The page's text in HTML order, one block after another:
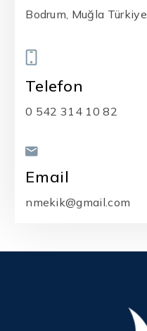
Bodrum, Muğla Türkiye
Telefon
0 542 314 10 82
Email
nmekik@gmail.com